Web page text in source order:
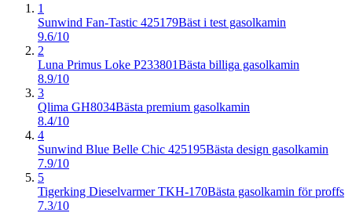
1
Sunwind Fan-Tastic 425179Bäst i test gasolkamin
9.6/10
2
Luna Primus Loke P233801Bästa billiga gasolkamin
8.9/10
3
Qlima GH8034Bästa premium gasolkamin
8.4/10
4
Sunwind Blue Belle Chic 425195Bästa design gasolkamin
7.9/10
5
Tigerking Dieselvarmer TKH-170Bästa gasolkamin för proffs
7.3/10